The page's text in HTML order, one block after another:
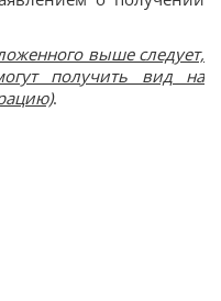
выше следует,
получить вид на
.